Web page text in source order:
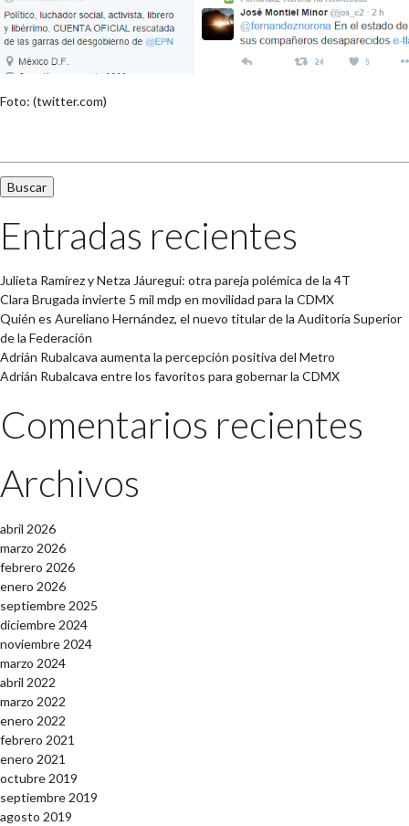
Foto: (twitter.com)
Entradas recientes
Julieta Ramírez y Netza Jáuregui: otra pareja polémica de la 4T
Clara Brugada invierte 5 mil mdp en movilidad para la CDMX
Quién es Aureliano Hernández, el nuevo titular de la Auditoría Superior
de la Federación
Adrián Rubalcava aumenta la percepción positiva del Metro
Adrián Rubalcava entre los favoritos para gobernar la CDMX
Comentarios recientes
Archivos
abril 2026
marzo 2026
febrero 2026
enero 2026
septiembre 2025
diciembre 2024
noviembre 2024
marzo 2024
abril 2022
marzo 2022
enero 2022
febrero 2021
enero 2021
octubre 2019
septiembre 2019
agosto 2019